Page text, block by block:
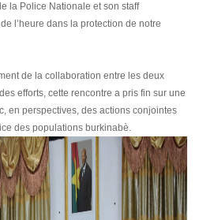
la Police Nationale et son staff
l’heure dans la protection de notre
de la collaboration entre les deux
efforts, cette rencontre a pris fin sur une
en perspectives, des actions conjointes
des populations burkinabè.